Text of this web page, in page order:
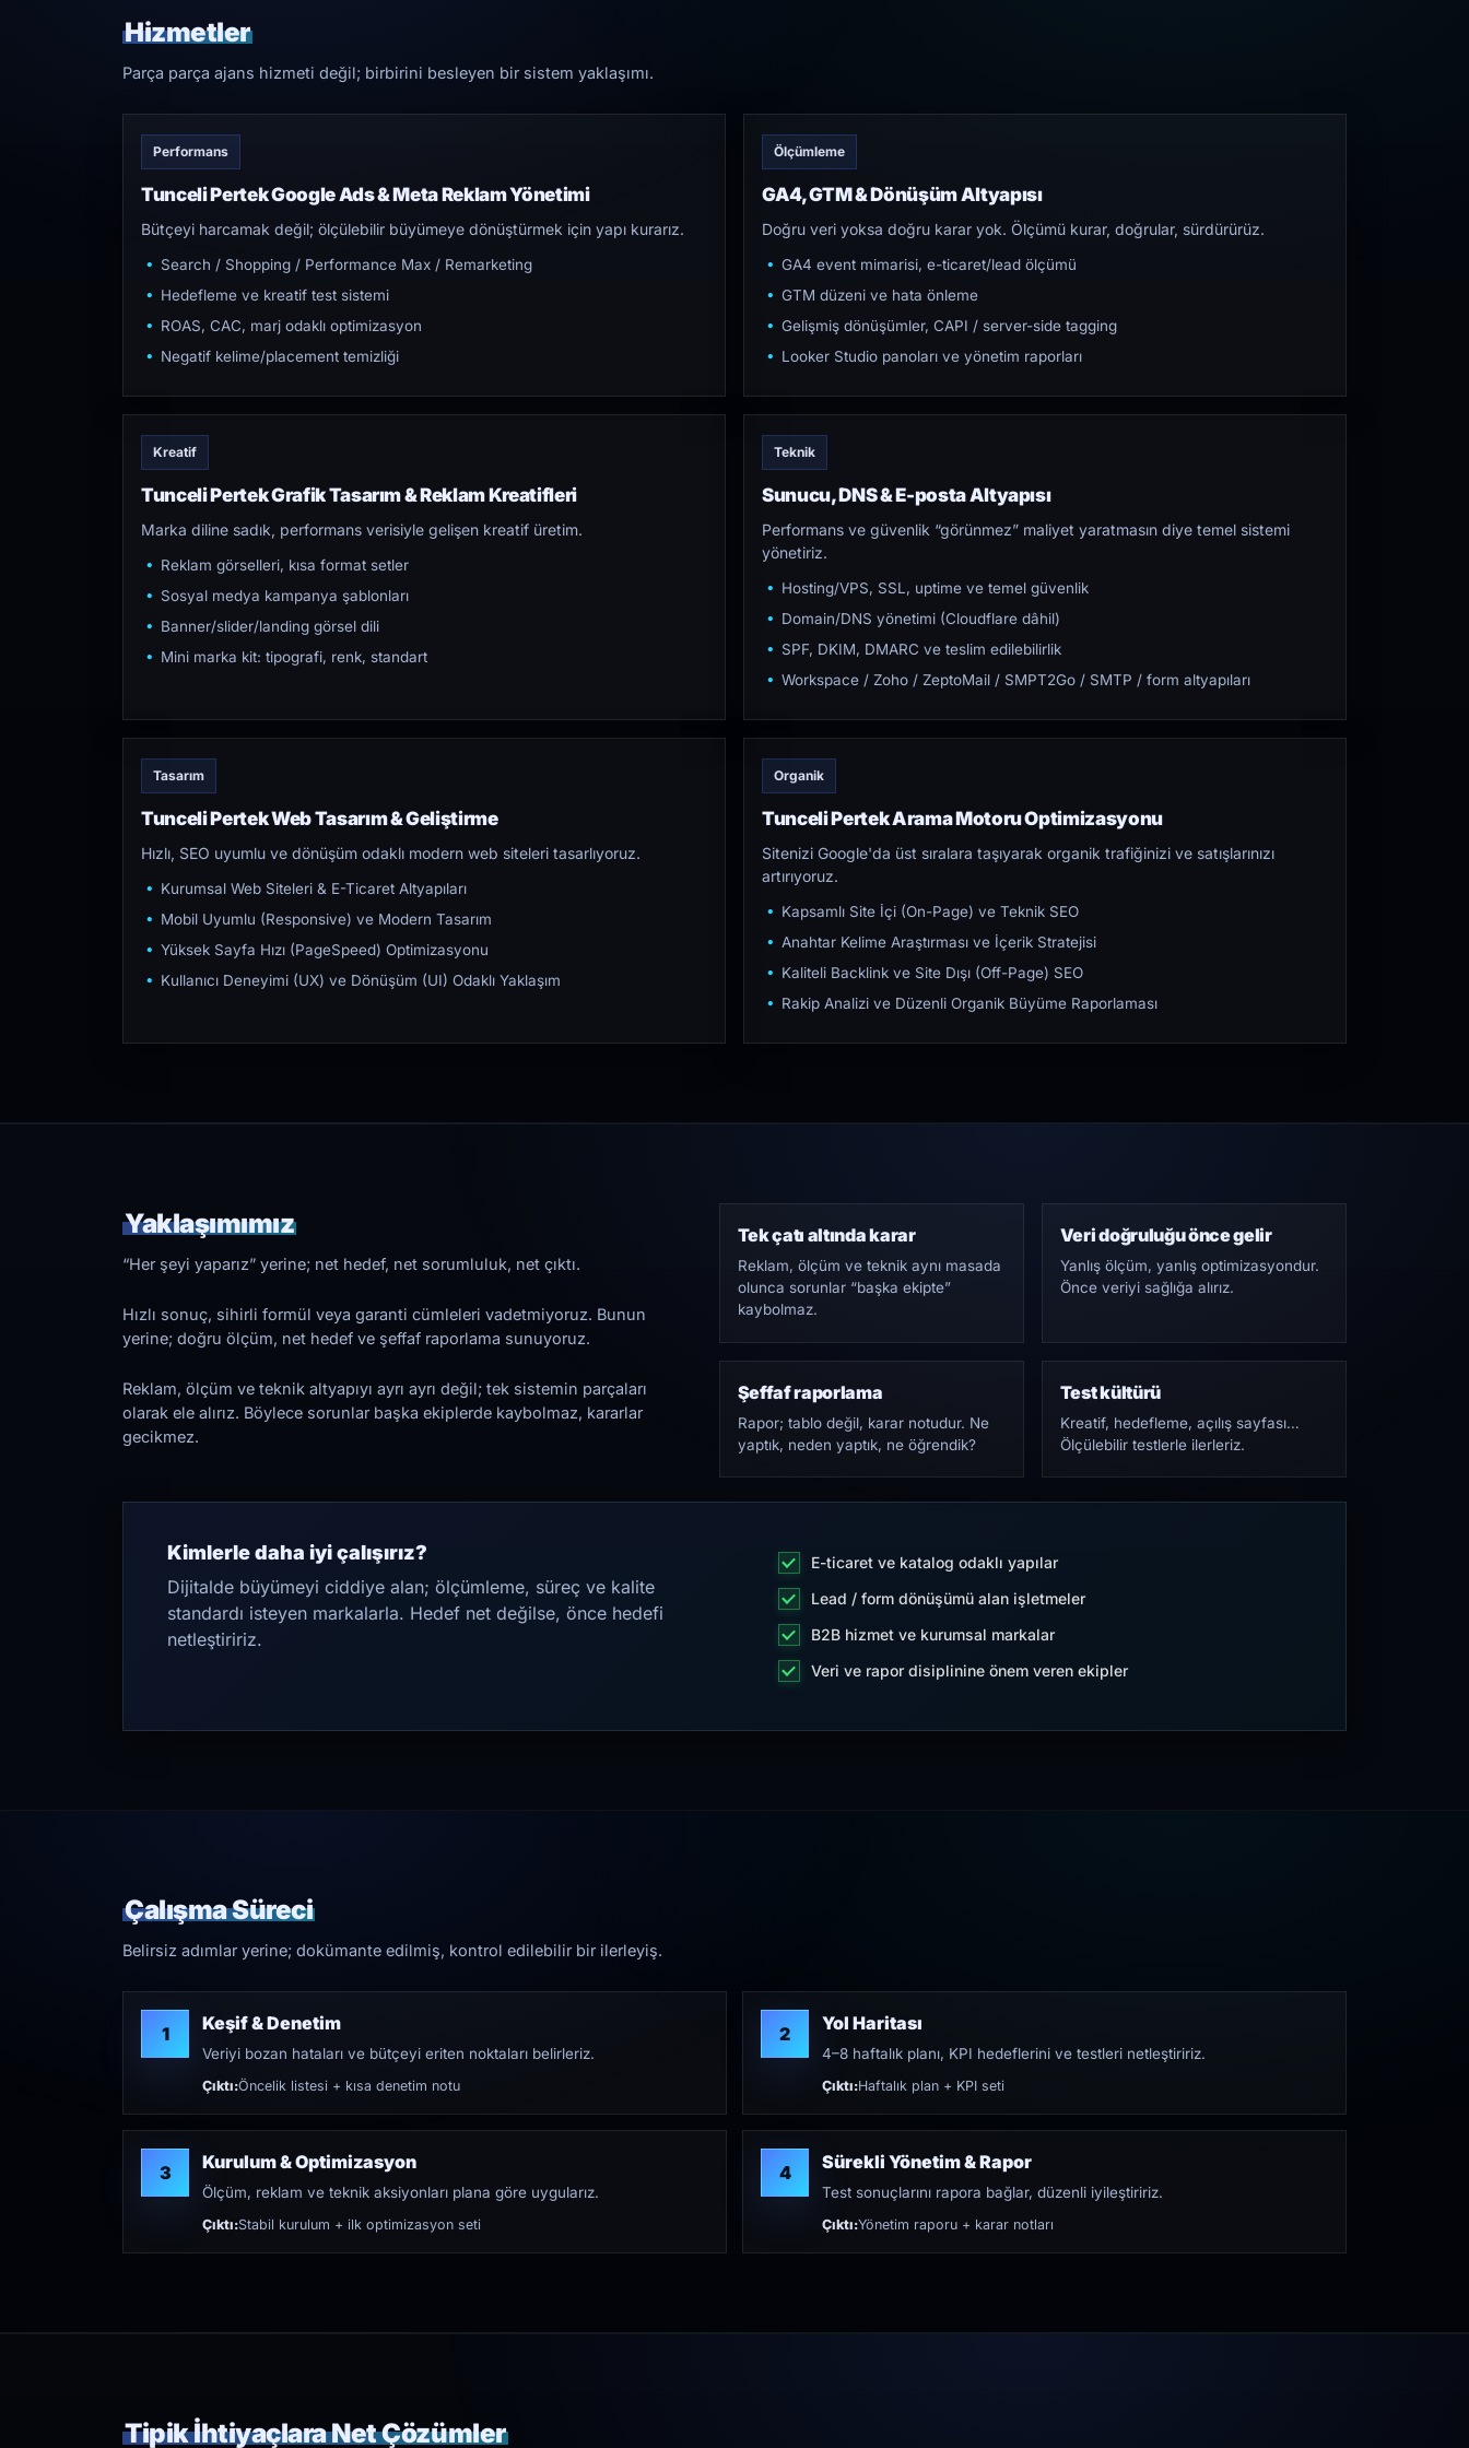
Hizmetler
Parça parça ajans hizmeti değil; birbirini besleyen bir sistem yaklaşımı.
Performans
Tunceli Pertek Google Ads & Meta Reklam Yönetimi
Bütçeyi harcamak değil; ölçülebilir büyümeye dönüştürmek için yapı kurarız.
Search / Shopping / Performance Max / Remarketing
Hedefleme ve kreatif test sistemi
ROAS, CAC, marj odaklı optimizasyon
Negatif kelime/placement temizliği
Ölçümleme
GA4, GTM & Dönüşüm Altyapısı
Doğru veri yoksa doğru karar yok. Ölçümü kurar, doğrular, sürdürürüz.
GA4 event mimarisi, e-ticaret/lead ölçümü
GTM düzeni ve hata önleme
Gelişmiş dönüşümler, CAPI / server-side tagging
Looker Studio panoları ve yönetim raporları
Kreatif
Tunceli Pertek Grafik Tasarım & Reklam Kreatifleri
Marka diline sadık, performans verisiyle gelişen kreatif üretim.
Reklam görselleri, kısa format setler
Sosyal medya kampanya şablonları
Banner/slider/landing görsel dili
Mini marka kit: tipografi, renk, standart
Teknik
Sunucu, DNS & E-posta Altyapısı
Performans ve güvenlik “görünmez” maliyet yaratmasın diye temel sistemi
yönetiriz.
Hosting/VPS, SSL, uptime ve temel güvenlik
Domain/DNS yönetimi (Cloudflare dâhil)
SPF, DKIM, DMARC ve teslim edilebilirlik
Workspace / Zoho / ZeptoMail / SMPT2Go / SMTP / form altyapıları
Tasarım
Tunceli Pertek Web Tasarım & Geliştirme
Hızlı, SEO uyumlu ve dönüşüm odaklı modern web siteleri tasarlıyoruz.
Kurumsal Web Siteleri & E-Ticaret Altyapıları
Mobil Uyumlu (Responsive) ve Modern Tasarım
Yüksek Sayfa Hızı (PageSpeed) Optimizasyonu
Kullanıcı Deneyimi (UX) ve Dönüşüm (UI) Odaklı Yaklaşım
Organik
Tunceli Pertek Arama Motoru Optimizasyonu
Sitenizi Google'da üst sıralara taşıyarak organik trafiğinizi ve satışlarınızı
artırıyoruz.
Kapsamlı Site İçi (On-Page) ve Teknik SEO
Anahtar Kelime Araştırması ve İçerik Stratejisi
Kaliteli Backlink ve Site Dışı (Off-Page) SEO
Rakip Analizi ve Düzenli Organik Büyüme Raporlaması
Yaklaşımımız
“Her şeyi yaparız” yerine; net hedef, net sorumluluk, net çıktı.
Hızlı sonuç, sihirli formül veya garanti cümleleri vadetmiyoruz. Bunun
yerine; doğru ölçüm, net hedef ve şeffaf raporlama sunuyoruz.
Reklam, ölçüm ve teknik altyapıyı ayrı ayrı değil; tek sistemin parçaları
olarak ele alırız. Böylece sorunlar başka ekiplerde kaybolmaz, kararlar
gecikmez.
Tek çatı altında karar
Reklam, ölçüm ve teknik aynı masada
olunca sorunlar “başka ekipte”
kaybolmaz.
Veri doğruluğu önce gelir
Yanlış ölçüm, yanlış optimizasyondur.
Önce veriyi sağlığa alırız.
Şeffaf raporlama
Rapor; tablo değil, karar notudur. Ne
yaptık, neden yaptık, ne öğrendik?
Test kültürü
Kreatif, hedefleme, açılış sayfası…
Ölçülebilir testlerle ilerleriz.
Kimlerle daha iyi çalışırız?
Dijitalde büyümeyi ciddiye alan; ölçümleme, süreç ve kalite
standardı isteyen markalarla. Hedef net değilse, önce hedefi
netleştiririz.
E-ticaret ve katalog odaklı yapılar
Lead / form dönüşümü alan işletmeler
B2B hizmet ve kurumsal markalar
Veri ve rapor disiplinine önem veren ekipler
Çalışma Süreci
Belirsiz adımlar yerine; dokümante edilmiş, kontrol edilebilir bir ilerleyiş.
1 Keşif & Denetim
Veriyi bozan hataları ve bütçeyi eriten noktaları belirleriz.
Çıktı:Öncelik listesi + kısa denetim notu
2 Yol Haritası
4–8 haftalık planı, KPI hedeflerini ve testleri netleştiririz.
Çıktı:Haftalık plan + KPI seti
3 Kurulum & Optimizasyon
Ölçüm, reklam ve teknik aksiyonları plana göre uygularız.
Çıktı:Stabil kurulum + ilk optimizasyon seti
4 Sürekli Yönetim & Rapor
Test sonuçlarını rapora bağlar, düzenli iyileştiririz.
Çıktı:Yönetim raporu + karar notları
Tipik İhtiyaçlara Net Çözümler